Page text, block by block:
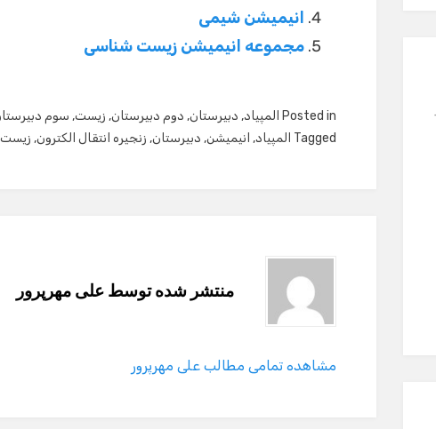
انیمیشن شیمی
مجموعه انیمیشن زیست شناسی
Posted in المپیاد, دبیرستان, دوم دبیرستان, زیست, سوم
Tagged المپیاد, انیمیشن, دبیرستان, زنجیره انتقال الکترون, زیست
منتشر شده توسطعلی مهرپرور
مشاهده تمامی مطالب علی مهرپرور